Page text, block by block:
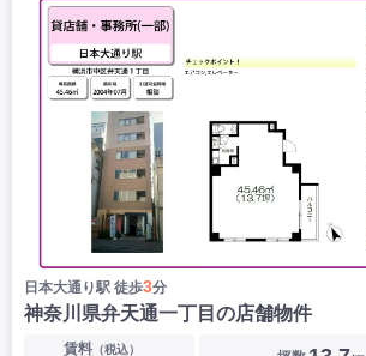
日本大通り駅 徒歩3分
神奈川県弁天通一丁目の店舗物件
賃料（税込）